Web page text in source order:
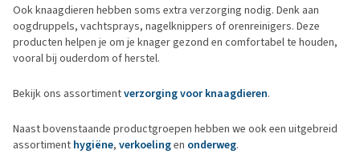
Ook knaagdieren hebben soms extra verzorging nodig. Denk aan
oogdruppels, vachtsprays, nagelknippers of orenreinigers. Deze
producten helpen je om je knager gezond en comfortabel te houden,
vooral bij ouderdom of herstel.
Bekijk ons assortimentverzorging voor knaagdieren.
Naast bovenstaande productgroepen hebben we ook een uitgebreid
assortiment hygiëne, verkoelingen onderweg.